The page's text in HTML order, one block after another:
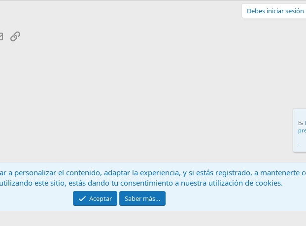
Debes iniciar
EmailEnlace
Contáctanos Términos y reglas
Community platform by XenForo® © 2010-2024 XenForo Ltd.
📉
.
a personalizar el contenido, adaptar la experiencia, y si estás registrado, a mantenerte
este sitio, estás dando tu consentimiento a nuestra utilización de cookies.
Aceptar Saber más…